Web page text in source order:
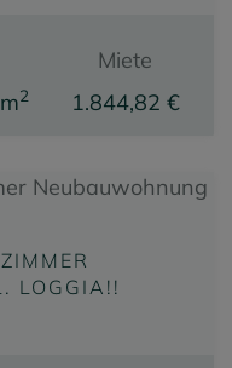
2
Miete
1.844,82 €
LOGGIA!!